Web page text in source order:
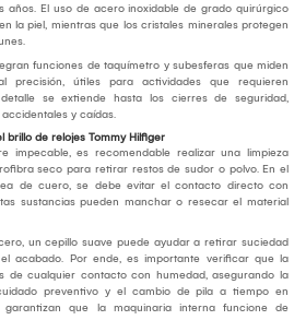
años. El uso de acero inoxidable de grado quirúrgico
la piel, mientras que los cristales minerales protegen
funciones de taquímetro y subesferas que miden
precisión, útiles para actividades que requieren
se extiende hasta los cierres de seguridad,
y caídas.
brillo de relojes Tommy Hilfiger
impecable, es recomendable realizar una limpieza
seco para retirar restos de sudor o polvo. En el
de cuero, se debe evitar el contacto directo con
sustancias pueden manchar o resecar el material
un cepillo suave puede ayudar a retirar suciedad
acabado. Por ende, es importante verificar que la
de cualquier contacto con humedad, asegurando la
preventivo y el cambio de pila a tiempo en
garantizan que la maquinaria interna funcione de